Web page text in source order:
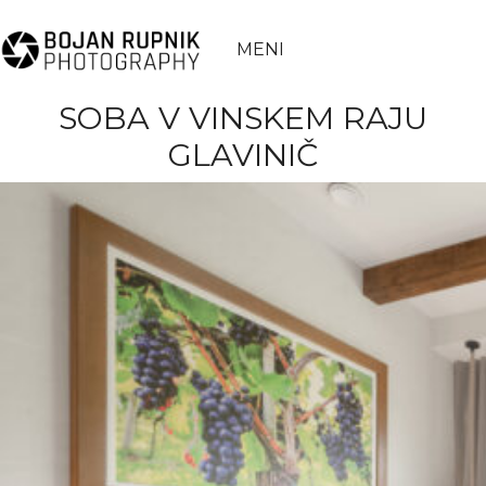
MENI
SOBA V VINSKEM RAJU
GLAVINIČ